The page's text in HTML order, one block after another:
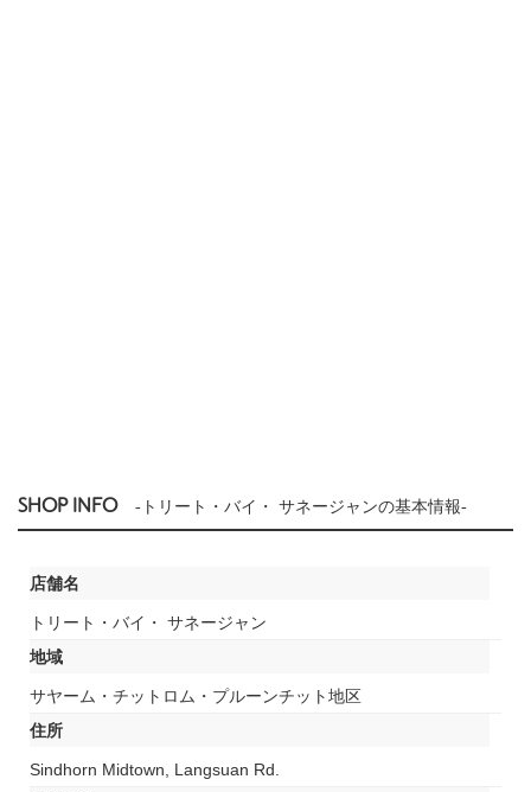
SHOP INFO -トリート・バイ・ サネージャンの基本情報-
店舗名
トリート・バイ・ サネージャン
地域
サヤーム・チットロム・プルーンチット地区
住所
Sindhorn Midtown, Langsuan Rd.